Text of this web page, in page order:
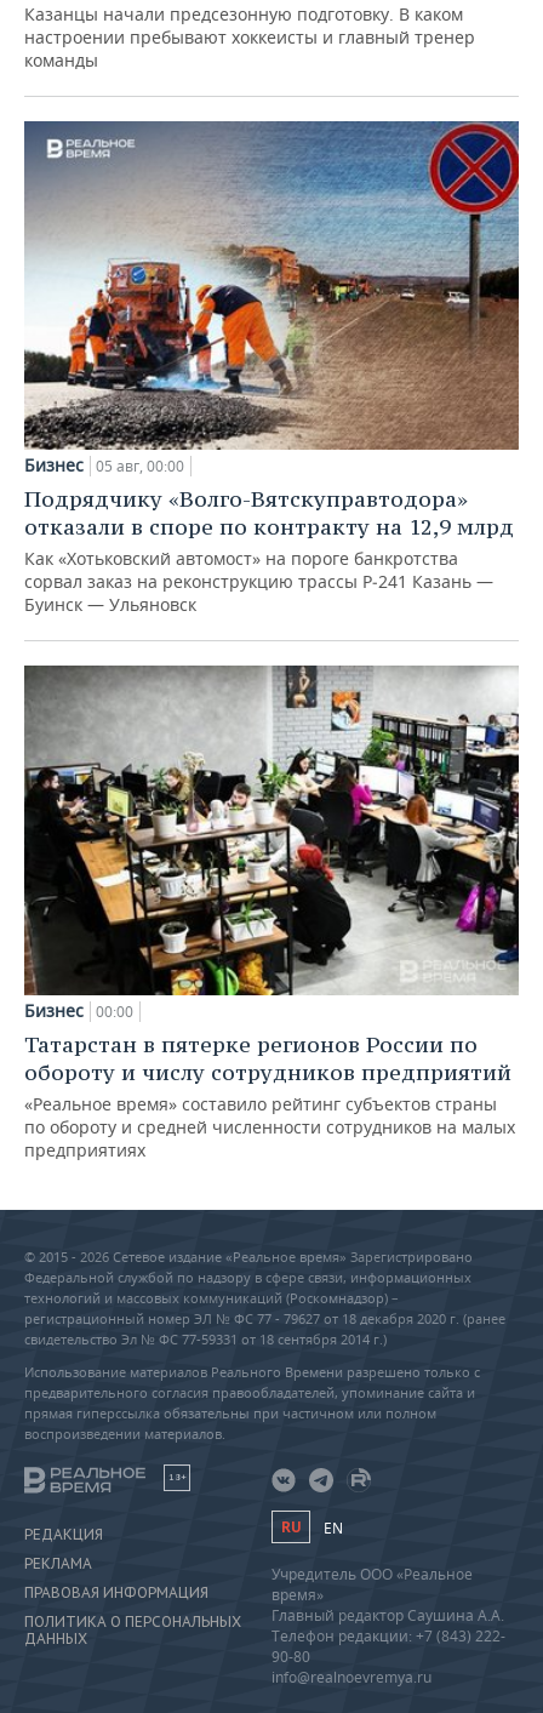
Казанцы начали предсезонную подготовку. В каком
настроении пребывают хоккеисты и главный тренер
команды
Бизнес 05 авг, 00:00
Подрядчику «Волго-Вятскуправтодора»
отказали в споре по контракту на 12,9 млрд
Как «Хотьковский автомост» на пороге банкротства
сорвал заказ на реконструкцию трассы Р‑241 Казань —
Буинск — Ульяновск
Бизнес 00:00
Татарстан в пятерке регионов России по
обороту и числу сотрудников предприятий
«Реальное время» составило рейтинг субъектов страны
по обороту и средней численности сотрудников на малых
предприятиях
© 2015 - 2026 Сетевое издание «Реальное время» Зарегистрировано
Федеральной службой по надзору в сфере связи, информационных
технологий и массовых коммуникаций (Роскомнадзор) –
регистрационный номер ЭЛ № ФС 77 - 79627 от 18 декабря 2020 г. (ранее
свидетельство Эл № ФС 77-59331 от 18 сентября 2014 г.)
Использование материалов Реального Времени разрешено только с
предварительного согласия правообладателей, упоминание сайта и
прямая гиперссылка обязательны при частичном или полном
воспроизведении материалов.
18+
РЕДАКЦИЯ
РЕКЛАМА
ПРАВОВАЯ ИНФОРМАЦИЯ
ПОЛИТИКА О ПЕРСОНАЛЬНЫХ
ДАННЫХ
RU EN
Учредитель ООО «Реальное
время»
Главный редактор Саушина А.А.
Телефон редакции: +7 (843) 222-
90-80
info@realnoevremya.ru